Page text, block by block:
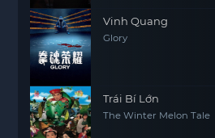
Vinh Quang
Glory
Trái Bí Lớn
The Winter Melon Tale